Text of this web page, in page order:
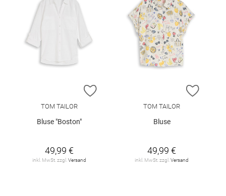
ZUR WUNSCHLISTE HINZUFÜGEN
TOM TAILOR
Bluse "Boston"
49,99 €
inkl. MwSt. zzgl. Versand
ZUR
TOM TAILOR
Bluse
49,99 €
inkl. MwSt. zzgl. Versand